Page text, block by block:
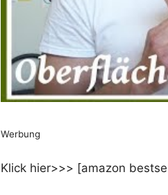
Werbung
Klick hier>>> [amazon